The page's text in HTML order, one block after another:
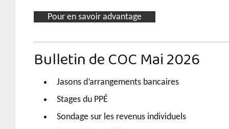
Pour en savoir advantage
Bulletin de COC Mai 2026
Jasons d’arrangements bancaires
Stages du PPÉ
Sondage sur les revenus individuels